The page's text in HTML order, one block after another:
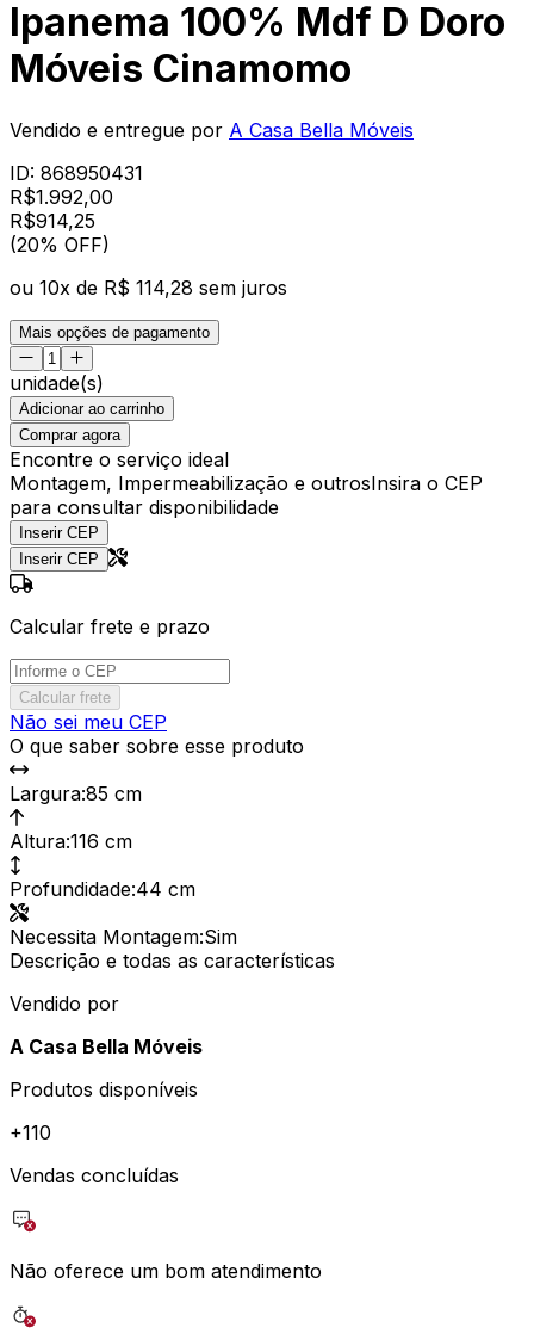
Ipanema 100% Mdf D Doro
Móveis Cinamomo
Vendido e entregue por A Casa Bella Móveis
ID: 868950431
R$1.992,00
R$914,25
(20% OFF)
ou 10x de R$ 114,28 sem juros
Mais opções de pagamento
unidade(s)
Adicionar ao carrinho
Comprar agora
Encontre o serviço ideal
Montagem, Impermeabilização e outrosInsira o CEP
para consultar disponibilidade
Inserir CEP
Inserir CEP
Calcular frete e prazo
Calcular frete
Não sei meu CEP
O que saber sobre esse produto
Largura:85 cm
Altura:116 cm
Profundidade:44 cm
Necessita Montagem:Sim
Descrição e todas as características
Vendido por
A Casa Bella Móveis
Produtos disponíveis
+110
Vendas concluídas
Não oferece um bom atendimento